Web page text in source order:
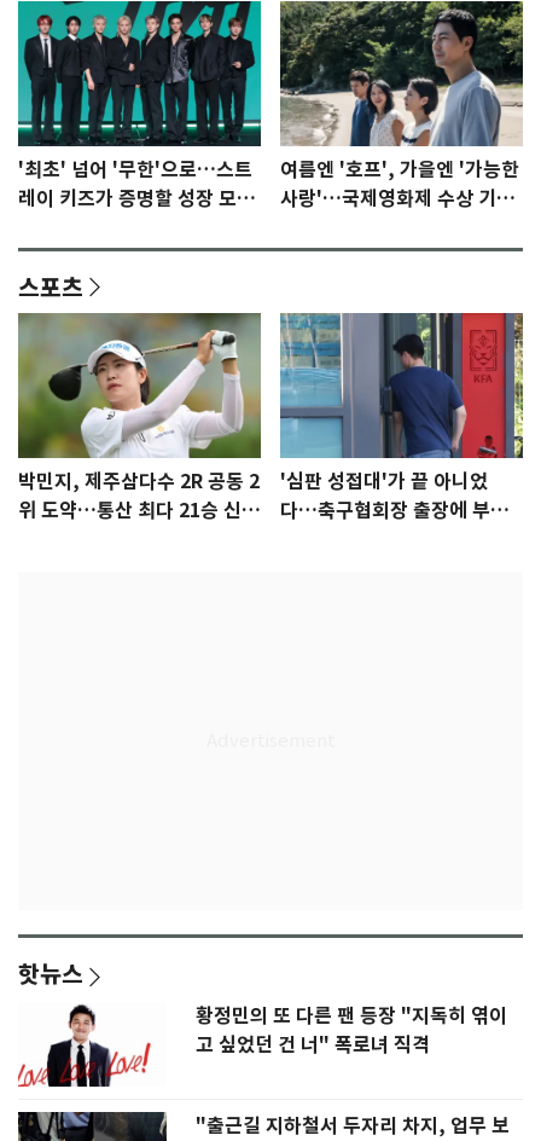
'최초' 넘어 '무한'으로…스트
레이 키즈가 증명할 성장 모멘
여름엔 '호프', 가을엔 '가능한
사랑'…국제영화제 수상 기대
스포츠
박민지, 제주삼다수 2R 공동 2
위 도약…통산 최다 21승 신기
'심판 성접대'가 끝 아니었
다…축구협회장 출장에 부인
핫뉴스
황정민의 또 다른 팬 등장 "지독히 엮이
고 싶었던 건 너" 폭로녀 직격
"출근길 지하철서 두자리 차지, 업무 보